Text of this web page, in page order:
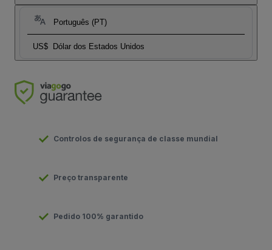
Português (PT)
US$ Dólar dos Estados Unidos
Controlos de segurança de classe mundial
Preço transparente
Pedido 100% garantido